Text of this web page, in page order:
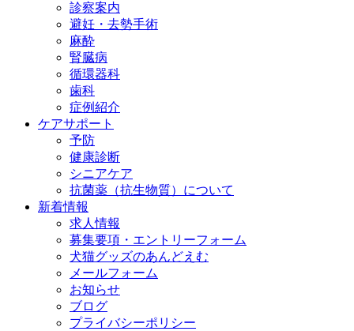
診察案内
避妊・去勢手術
麻酔
腎臓病
循環器科
歯科
症例紹介
ケアサポート
予防
健康診断
シニアケア
抗菌薬（抗生物質）について
新着情報
求人情報
募集要項・エントリーフォーム
犬猫グッズのあんどえむ
メールフォーム
お知らせ
ブログ
プライバシーポリシー